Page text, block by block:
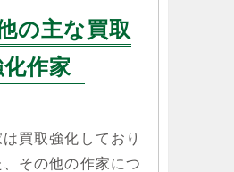
の主な買取
作家
買取強化しており
、その他の作家につ